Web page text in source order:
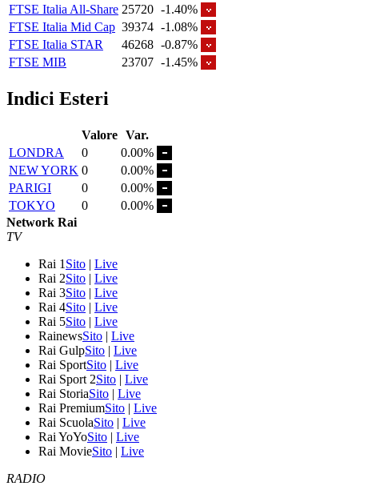
FTSE Italia All-Share 25720 -1.40%
FTSE Italia Mid Cap 39374 -1.08%
FTSE Italia STAR
46268 -0.87%
FTSE MIB
23707 -1.45%
Indici Esteri
Valore Var.
LONDRA
0
0.00%
NEW YORK 0
0.00%
PARIGI
0
0.00%
TOKYO
0
0.00%
Network Rai
TV
Rai 1 Sito | Live
Rai 2Sito | Live
Rai 3Sito | Live
Rai 4Sito | Live
Rai 5Sito | Live
RainewsSito | Live
Rai GulpSito | Live
Rai SportSito | Live
Rai Sport 2Sito | Live
Rai StoriaSito | Live
Rai PremiumSito | Live
Rai ScuolaSito | Live
Rai YoYoSito | Live
Rai MovieSito | Live
RADIO